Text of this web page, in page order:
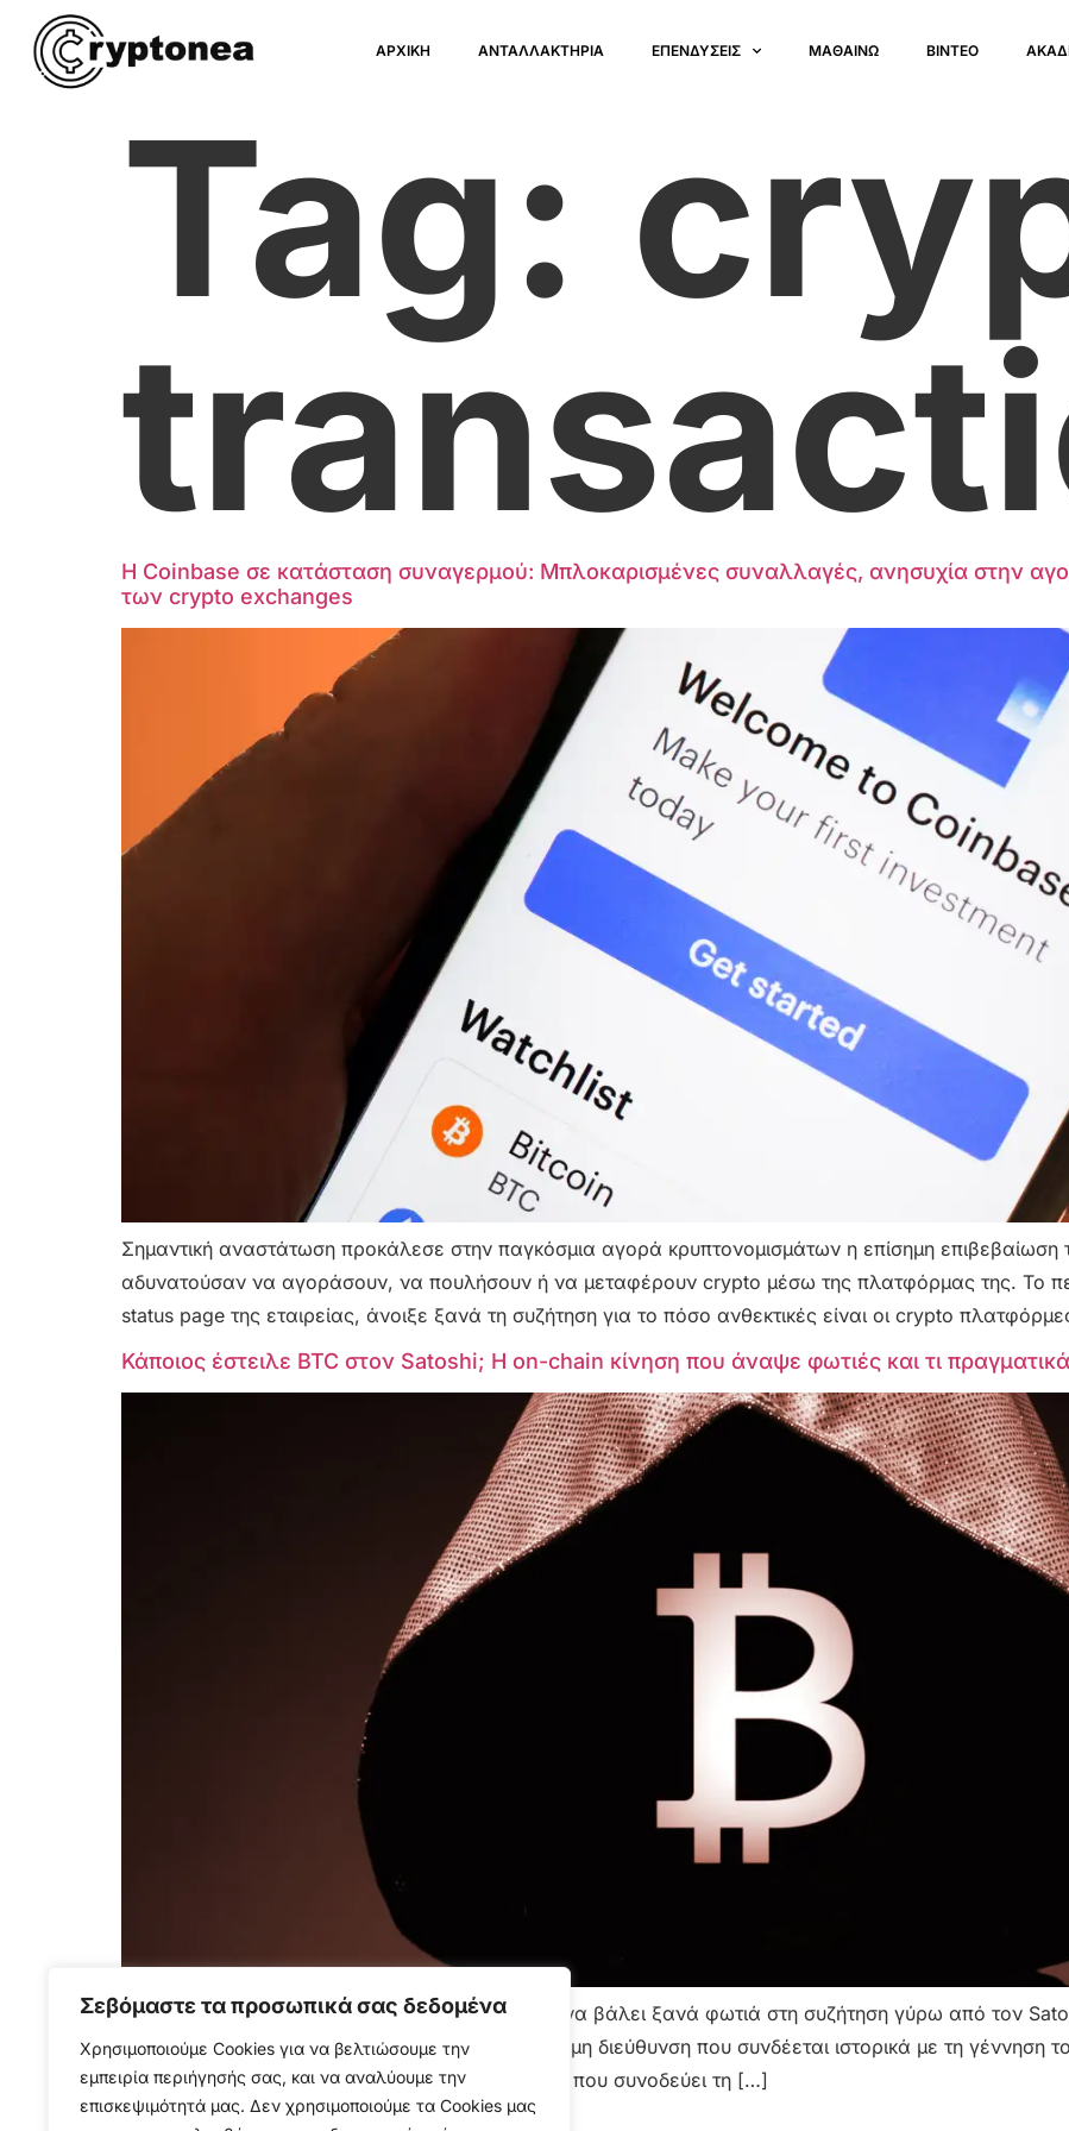
Σεβόμαστε τα προσωπικά σας δεδομένα
Χρησιμοποιούμε Cookies για να βελτιώσουμε την
εμπειρία περιήγησής σας, και να αναλύουμε την
επισκεψιμότητά μας. Δεν χρησιμοποιούμε τα Cookies μας
ΑΡΧΙΚΗ ΑΝΤΑΛΛΑΚΤΗΡΙΑ ΕΠΕΝΔΥΣΕΙΣ ΜΑΘΑΙΝΩ ΒΙΝΤΕΟ
Tag:
Η Coinbase σε κατάσταση συναγερμού: Μπλοκαρισμένες συναλλαγές, ανησυχία στην
των crypto exchanges
Σημαντική αναστάτωση προκάλεσε στην παγκόσμια αγορά κρυπτονομισμάτων η επίσημη επιβεβαίωση
αδυνατούσαν να αγοράσουν, να πουλήσουν ή να μεταφέρουν crypto μέσω της πλατφόρμας της. Το
status page της εταιρείας, άνοιξε ξανά τη συζήτηση για το πόσο ανθεκτικές είναι οι crypto
Κάποιος έστειλε BTC στον Satoshi; Η on-chain κίνηση που άναψε φωτιές και τι
Μια απλή on-chain συναλλαγή ήταν αρκετή για να βάλει ξανά φωτιά στη συζήτηση γύρω από τον
καταγράφηκε μεταφορά 2,56 BTC προς τη διάσημη διεύθυνση που συνδέεται ιστορικά με τη γέννηση
σχέση με τα μεγέθη της αγοράς, όμως το όνομα που συνοδεύει τη […]